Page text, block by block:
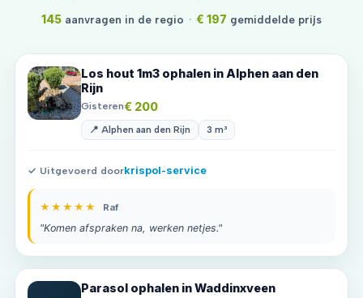
145 aanvragen in de regio · € 197 gemiddelde prijs
Los hout 1m3 ophalen in Alphen aan den
Rijn
Gisteren€ 200
📍 Alphen aan den Rijn 3 m³
✓ Uitgevoerd doorkrispol-service
★★★★★ Raf
"Komen afspraken na, werken netjes."
Parasol ophalen in Waddinxveen